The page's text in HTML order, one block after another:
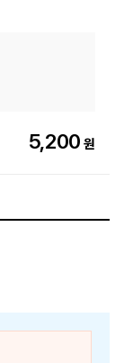
5,200 원